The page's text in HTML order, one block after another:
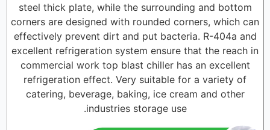
steel thick plate, while the surrounding and bottom
corners are designed with rounded corners, which can
effectively prevent dirt and put bacteria. R-404a and
excellent refrigeration system ensure that the reach in
commercial work top blast chiller has an excellent
refrigeration effect. Very suitable for a variety of
catering, beverage, baking, ice cream and other
industries storage use.